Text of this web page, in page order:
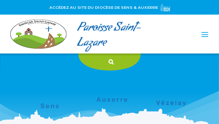
contenu.
la
Outils
personnels
ACCÉDEZ AU SITE DU DIOCÈSE DE SENS & AUXERRE
Paroisse Saint-
Lazare
